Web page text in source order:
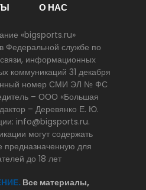
О НАС
«bigsports.ru»
Федеральной службе по
информационных
коммуникаций 31 декабря
номер СМИ ЭЛ № ФС
– ООО «Большая
– Деревянко Е. Ю.
info@bigsports.ru.
могут содержать
для
до 18 лет
Все материалы,